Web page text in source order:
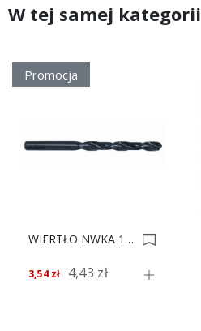
W tej samej kategorii
Promocja
WIERTŁO NWKA 11.5 SARIUS 0004641
3,54 zł 4,43 zł